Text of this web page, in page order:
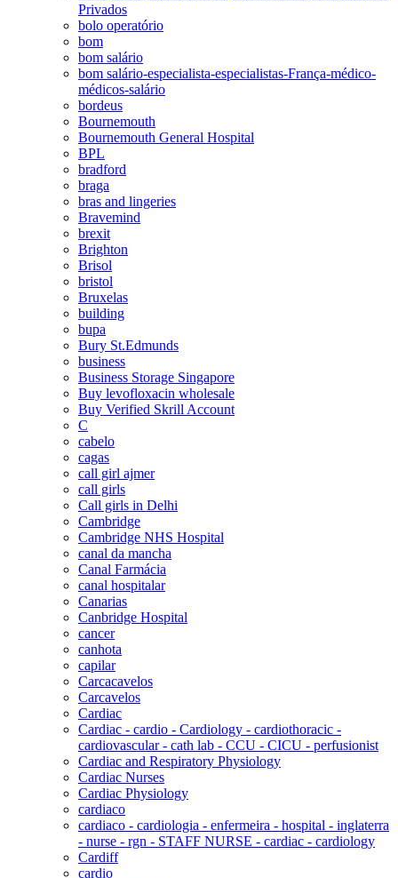
Privados
bolo operatório
bom
bom salário
bom salário-especialista-especialistas-França-médico-
médicos-salário
bordeus
Bournemouth
Bournemouth General Hospital
BPL
bradford
braga
bras and lingeries
Bravemind
brexit
Brighton
Brisol
bristol
Bruxelas
building
bupa
Bury St.Edmunds
business
Business Storage Singapore
Buy levofloxacin wholesale
Buy Verified Skrill Account
C
cabelo
cagas
call girl ajmer
call girls
Call girls in Delhi
Cambridge
Cambridge NHS Hospital
canal da mancha
Canal Farmácia
canal hospitalar
Canarias
Canbridge Hospital
cancer
canhota
capilar
Carcacavelos
Carcavelos
Cardiac
Cardiac - cardio - Cardiology - cardiothoracic -
cardiovascular - cath lab - CCU - CICU - perfusionist
Cardiac and Respiratory Physiology
Cardiac Nurses
Cardiac Physiology
cardiaco
cardiaco - cardiologia - enfermeira - hospital - inglaterra
- nurse - rgn - STAFF NURSE - cardiac - cardiology
Cardiff
cardio